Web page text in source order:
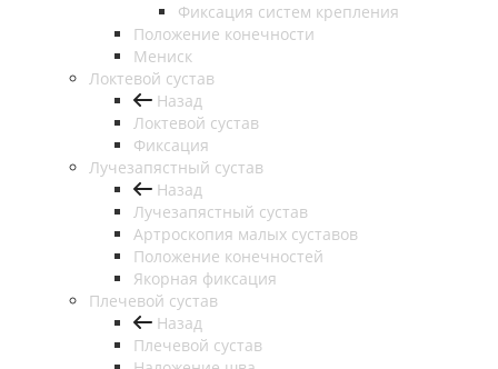
Фиксация систем крепления
Положение конечности
Мениск
Локтевой сустав
Назад
Локтевой сустав
Фиксация
Лучезапястный сустав
Назад
Лучезапястный сустав
Артроскопия малых суставов
Положение конечностей
Якорная фиксация
Плечевой сустав
Назад
Плечевой сустав